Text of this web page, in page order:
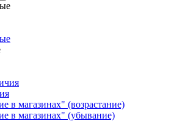
в магазинах" (возрастание)
в магазинах" (убывание)